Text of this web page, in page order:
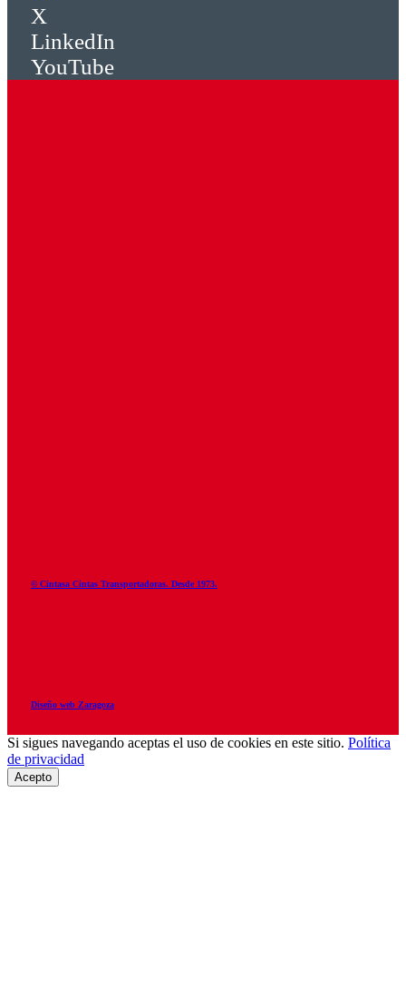
X
LinkedIn
YouTube
© Cintasa Cintas Transportadoras. Desde 1973.
Diseño web Zaragoza
Si sigues navegando aceptas el uso de cookies en este sitio. Política
de privacidad
Acepto